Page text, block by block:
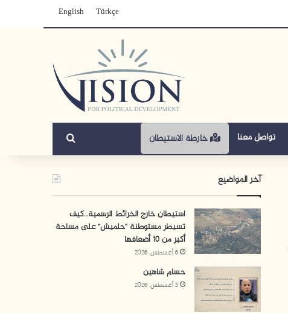
Türkçe
English
تواصل معنا خارطة الاستيطان بحث عن
آخر المواضيع
استيطان خارج الخرائط الرسمية…كيف
تسيطر مستوطنة “حلميش” على مساحة
أكبر من 10 أضعافها
6 أغسطس، 2026
حسام شاهين
3 أغسطس، 2026